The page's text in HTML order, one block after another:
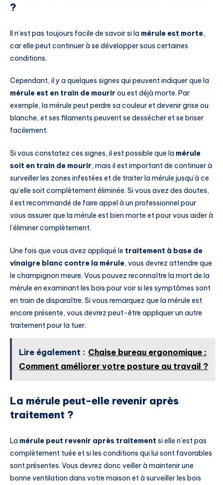
?
Il n’est pas toujours facile de savoir si la mérule est morte,
car elle peut continuer à se développer sous certaines
conditions.
Cependant, il y a quelques signes qui peuvent indiquer que la
mérule est en train de mourir ou est déjà morte. Par
exemple, la mérule peut perdre sa couleur et devenir grise ou
blanche, et ses filaments peuvent se dessécher et se briser
facilement.
Si vous constatez ces signes, il est possible que la mérule
soit en train de mourir, mais il est important de continuer à
surveiller les zones infestées et de traiter la mérule jusqu’à ce
qu’elle soit complètement éliminée. Si vous avez des doutes,
il est recommandé de faire appel à un professionnel pour
vous assurer que la mérule est bien morte et pour vous aider à
l’éliminer complètement.
Une fois que vous avez appliqué le traitement à base de
vinaigre blanc contre la mérule, vous devrez attendre que
le champignon meure. Vous pouvez reconnaître la mort de la
mérule en examinant les bois pour voir si les symptômes sont
en train de disparaître. Si vous remarquez que la mérule est
encore présente, vous devrez peut-être appliquer un autre
traitement pour la tuer.
Lire également : Chaise bureau ergonomique :
Comment améliorer votre posture au travail ?
La mérule peut-elle revenir après
traitement ?
La mérule peut revenir après traitement si elle n’est pas
complètement tuée et si les conditions qui lui sont favorables
sont présentes. Vous devrez donc veiller à maintenir une
bonne ventilation dans votre maison et à surveiller les bois